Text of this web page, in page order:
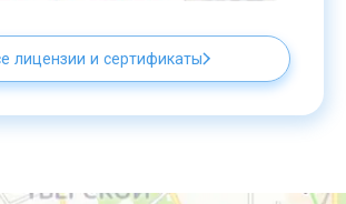
лицензии и сертификаты